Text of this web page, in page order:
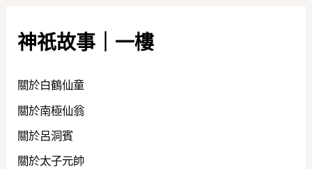
神祇故事｜一樓
關於白鶴仙童
關於南極仙翁
關於呂洞賓
關於太子元帥